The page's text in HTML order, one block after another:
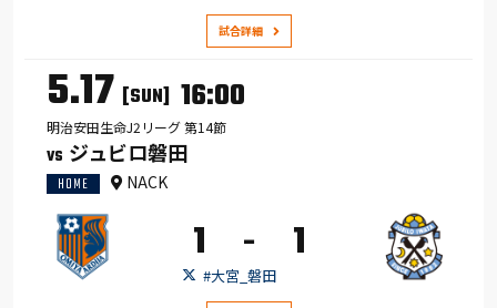
試合詳細
5.17 [SUN] 16:00
明治安田生命J2リーグ 第14節
VS ジュビロ磐田
HOME NACK
1 - 1
#大宮_磐田